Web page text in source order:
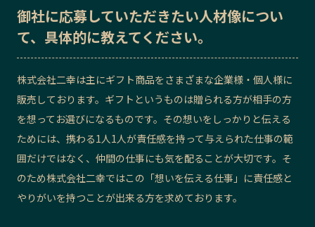
御社に応募していただきたい人材像につい
て、具体的に教えてください。
株式会社二幸は主にギフト商品をさまざまな企業様・個人様に
販売しております。ギフトというものは贈られる方が相手の方
を想ってお選びになるものです。その想いをしっかりと伝える
ためには、携わる1人1人が責任感を持って与えられた仕事の範
囲だけではなく、仲間の仕事にも気を配ることが大切です。そ
のため株式会社二幸ではこの「想いを伝える仕事」に責任感と
やりがいを持つことが出来る方を求めております。